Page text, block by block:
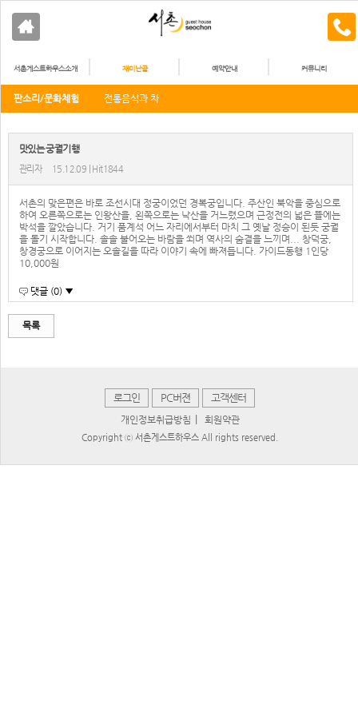
서촌게스트하우스소개 재미난골 예약안내 커뮤니티
판소리/문화체험 전통음식과 차
맛있는 궁궐기행
관리자 15.12.09 | Hit1844
서촌의 맞은편은 바로 조선시대 정궁이었던 경복궁입니다. 주산인 북악을 중심으로
하여 오른쪽으로는 인왕산을, 왼쪽으로는 낙산을 거느렸으며 근정전의 넓은 뜰에는
박석을 깔았습니다. 거기 품계석 어느 자리에서부터 마치 그 옛날 정승이 된듯 궁궐
을 돌기 시작합니다. 솔솔 불어오는 바람을 쐬며 역사의 숨결을 느끼며... 창덕궁,
창경궁으로 이어지는 오솔길을 따라 이야기 속에 빠져듭니다. 가이드동행 1인당
10,000원
댓글 (0) ▼
목록
로그인 PC버젼 고객센터
개인정보취급방침 회원약관
Copyright ⓒ 서촌게스트하우스 All rights reserved.